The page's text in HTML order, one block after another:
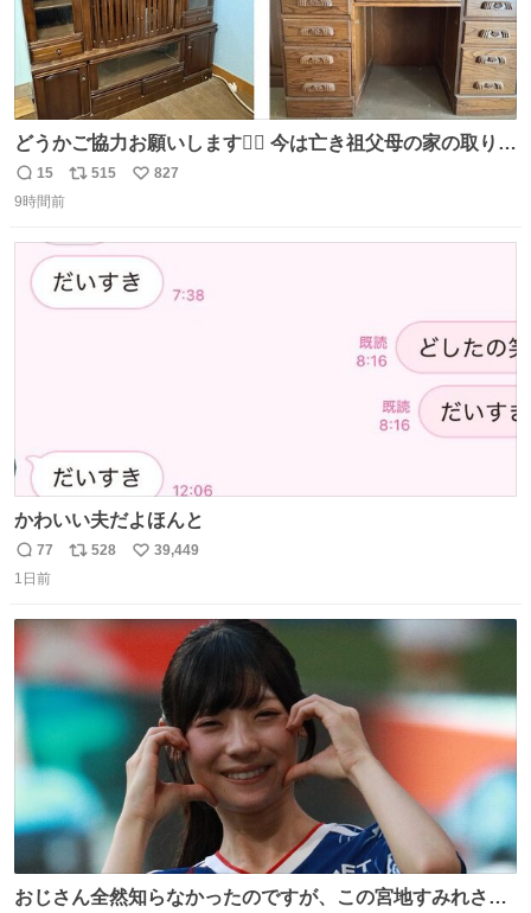
どうかご協力お願いします🙇‍♂️ 今は亡き祖父母の家の取り壊
しが決まり、どうしても処分して欲しくない食器棚と机の
引き取り手を探しております この2つは私の祖母が当初一
さで亡くなりましたが、この家具達をとても大切にしてお
りました 続く↓
返
信
15
リ
ト
数
515
い
数
827
9時間前
かわいい夫だよほんと
返
信
77
リ
ト
528
い
数
39,449
1日前
おじさん全然知らなかったのですが、この宮地すみれさん